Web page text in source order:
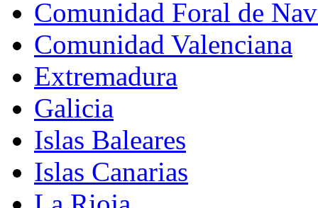
Comunidad Foral de
Comunidad Valenciana
Extremadura
Galicia
Islas Baleares
Islas Canarias